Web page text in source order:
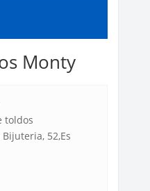
Monty
toldos
52,Es